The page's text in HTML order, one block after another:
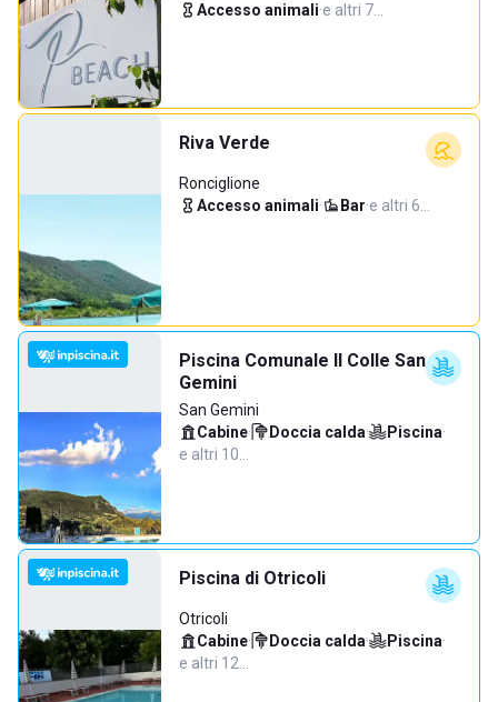
Accesso animali·e altri 7…
Riva Verde
Ronciglione
Accesso animali· Bar·e altri 6…
Piscina Comunale Il Colle San
Gemini
San Gemini
Cabine· Doccia calda· Piscina·
e altri 10…
Piscina di Otricoli
Otricoli
Cabine· Doccia calda· Piscina·
e altri 12…